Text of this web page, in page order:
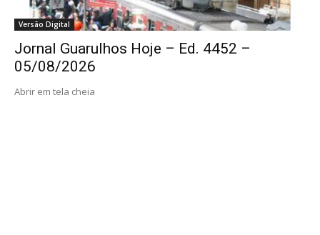
Versão Digital
Jornal Guarulhos Hoje – Ed. 4452 –
05/08/2026
Abrir em tela cheia